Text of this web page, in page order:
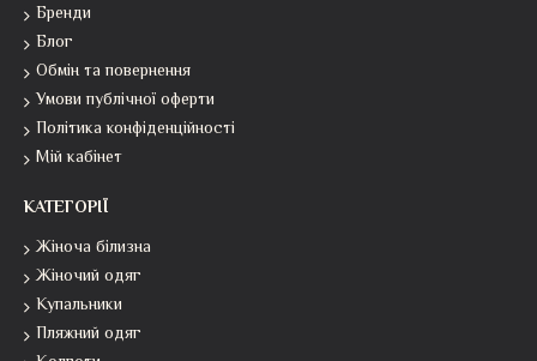
Бренди
Блог
Обмін та повернення
Умови публічної оферти
Політика конфіденційності
Мій кабінет
КАТЕГОРІЇ
Жіноча білизна
Жіночий одяг
Купальники
Пляжний одяг